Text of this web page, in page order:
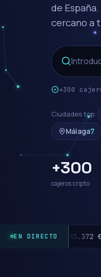
de
cercano a
+300
Ciudades top:
Málaga7
+300
cajeros cripto
EN DIRECTO
ETH 3.372 €▲ 0.90%USDT